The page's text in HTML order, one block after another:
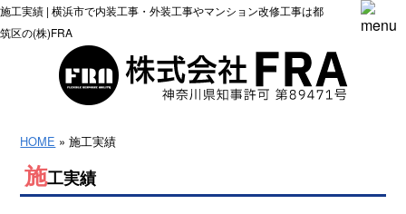
施工実績 | 横浜市で内装工事・外装工事やマンション改修工事は都
筑区の(株)FRA
HOME » 施工実績
施工実績